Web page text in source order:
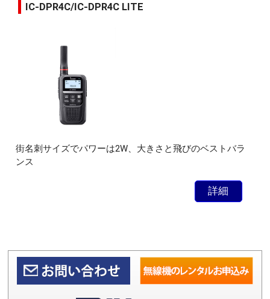
IC-DPR4C/IC-DPR4C LITE
街名刺サイズでパワーは2W、大きさと飛びのベストバラ
ンス
詳細